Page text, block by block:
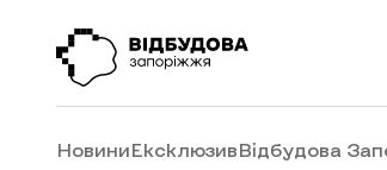
НовиниЕксклюзивВідбудова